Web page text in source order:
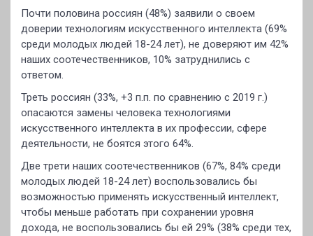
Почти половина россиян (48%) заявили о своем
доверии технологиям искусственного интеллекта (69%
среди молодых людей 18-24 лет), не доверяют им 42%
наших соотечественников, 10% затруднились с
ответом.
Треть россиян (33%, +3 п.п. по сравнению с 2019 г.)
опасаются замены человека технологиями
искусственного интеллекта в их профессии, сфере
деятельности, не боятся этого 64%.
Две трети наших соотечественников (67%, 84% среди
молодых людей 18-24 лет) воспользовались бы
возможностью применять искусственный интеллект,
чтобы меньше работать при сохранении уровня
дохода, не воспользовались бы ей 29% (38% среди тех,